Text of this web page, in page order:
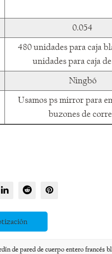
0.054
480 unidades para caja
unidades para caja
Ningbó
Usamos ps mirror para
buzones de
de pared de cuerpo entero francés